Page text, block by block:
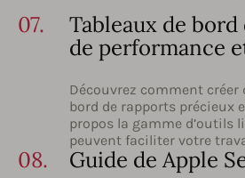
07.
Tableaux de
de performance
Découvrez comment créer
bord de rapports précieux
propos la gamme d’outils
peuvent faciliter votre
08. Guide de Apple